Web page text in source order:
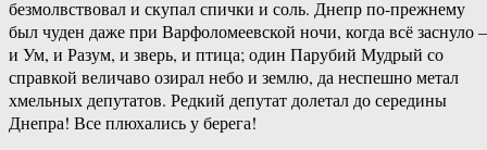
безмолвствовал и скупал спички и соль. Днепр по-прежнему
был чуден даже при Варфоломеевской ночи, когда всё заснуло
и Ум, и Разум, и зверь, и птица; один Парубий Мудрый со
справкой величаво озирал небо и землю, да неспешно метал
хмельных депутатов. Редкий депутат долетал до середины
Днепра! Все плюхались у берега!